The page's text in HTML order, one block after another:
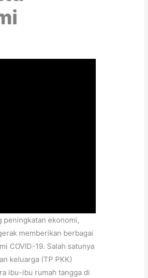
peningkatan ekonomi,
memberikan berbagai
COVID-19. Salah satunya
keluarga (TP PKK)
ibu-ibu rumah tangga di